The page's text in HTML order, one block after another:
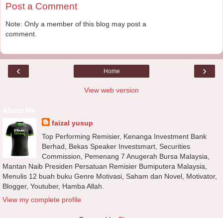
Post a Comment
Note: Only a member of this blog may post a
comment.
‹ ›
Home
View web version
faizal yusup
Top Performing Remisier, Kenanga Investment Bank
Berhad, Bekas Speaker Investsmart, Securities
Commission, Pemenang 7 Anugerah Bursa Malaysia,
Mantan Naib Presiden Persatuan Remisier Bumiputera Malaysia,
Menulis 12 buah buku Genre Motivasi, Saham dan Novel, Motivator,
Blogger, Youtuber, Hamba Allah.
View my complete profile